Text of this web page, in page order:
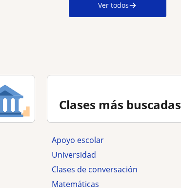
Ver todos
Clases más buscadas
Apoyo escolar
Universidad
Clases de conversación
Matemáticas